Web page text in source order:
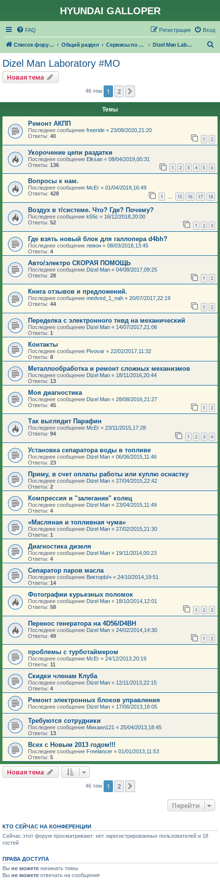
HYUNDAI GALLOPER
FAQ Вход
Регистрация
Список форумов Общий раздел Сервисы по ремонту и обслуживанию Dizel Man Laboratory #МО
Dizel Man Laboratory #МО
Новая тема
46 тем 1 2
Темы
Ремонт АКПП
Последнее сообщение freeride « 23/08/2020,21:20
Ответы: 40 1 2
Укорочение цепи раздатки
Последнее сообщение Elksan « 08/04/2019,00:31
Ответы: 136 1 2 3 4 5 6
Вопросы к нам.
Последнее сообщение McEr « 01/04/2019,16:49
Ответы: 428 1 … 15 16 17 18
Воздух в т/системе. Что? Где? Почему?
Последнее сообщение k55c « 16/12/2018,20:00
Ответы: 52 1 2 3
Где взять новый блок для галлопера d4bh?
Последнее сообщение левон « 08/03/2018,13:45
Ответы: 4
Авто/электро СКОРАЯ ПОМОЩЬ
Последнее сообщение Dizel Man « 04/08/2017,09:25
Ответы: 28 1 2
Книга отзывов и предложений.
Последнее сообщение medved_1_nah « 20/07/2017,22:19
Ответы: 44 1 2
Переделка с электронного тнвд на механический
Последнее сообщение Dizel Man « 14/07/2017,21:06
Ответы: 1
Контакты
Последнее сообщение Pivovar « 22/02/2017,11:32
Ответы: 8
Металлообработка и ремонт сложных механизмов
Последнее сообщение Dizel Man « 18/11/2016,20:44
Ответы: 13
Моя диагностика
Последнее сообщение Dizel Man « 28/08/2016,21:27
Ответы: 45 1 2
Так выглядит Парафин
Последнее сообщение McEr « 23/11/2015,17:28
Ответы: 94 1 2 3 4
Установка сепаратора воды в топливе
Последнее сообщение Dizel Man « 06/06/2015,11:46
Ответы: 23
Приму, в счет оплаты работы или куплю оснастку
Последнее сообщение Dizel Man « 27/04/2015,22:42
Ответы: 2
Компрессия и "залегание" колец
Последнее сообщение Dizel Man « 23/04/2015,11:49
Ответы: 4
«Масляная и топливная чума»
Последнее сообщение Dizel Man « 27/02/2015,21:30
Ответы: 1
Диагностика дизеля
Последнее сообщение Dizel Man « 19/11/2014,00:23
Ответы: 4
Сепаратор паров масла
Последнее сообщение ВикторЫч « 24/10/2014,19:51
Ответы: 14
Фотографии курьезных поломок
Последнее сообщение Dizel Man « 18/10/2014,12:01
Ответы: 58 1 2 3
Перенос генератора на 4D56/D4BH
Последнее сообщение Dizel Man « 24/02/2014,14:30
Ответы: 49 1 2
проблемы с турботаймером
Последнее сообщение McEr « 24/12/2013,20:19
Ответы: 11
Скидки членам Клуба
Последнее сообщение Dizel Man « 12/11/2013,22:15
Ответы: 4
Ремонт электронных блоков управления
Последнее сообщение Dizel Man « 17/06/2013,18:05
Требуются сотрудники
Последнее сообщение Михаил121 « 25/04/2013,18:45
Ответы: 13
Всех с Новым 2013 годом!!!
Последнее сообщение Freelancer « 01/01/2013,11:53
Ответы: 5
Новая тема
46 тем 1 2
Перейти
КТО СЕЙЧАС НА КОНФЕРЕНЦИИ
Сейчас этот форум просматривают: нет зарегистрированных пользователей и 18
гостей
ПРАВА ДОСТУПА
Вы не можете начинать темы
Вы не можете отвечать на сообщения